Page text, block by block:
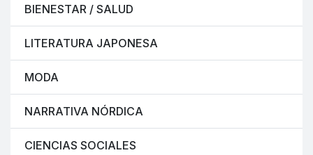
BIENESTAR / SALUD
LITERATURA JAPONESA
MODA
NARRATIVA NÓRDICA
CIENCIAS SOCIALES